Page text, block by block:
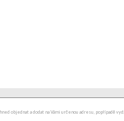
objednat a dodat na Vámi určenou adresu, popřípadě